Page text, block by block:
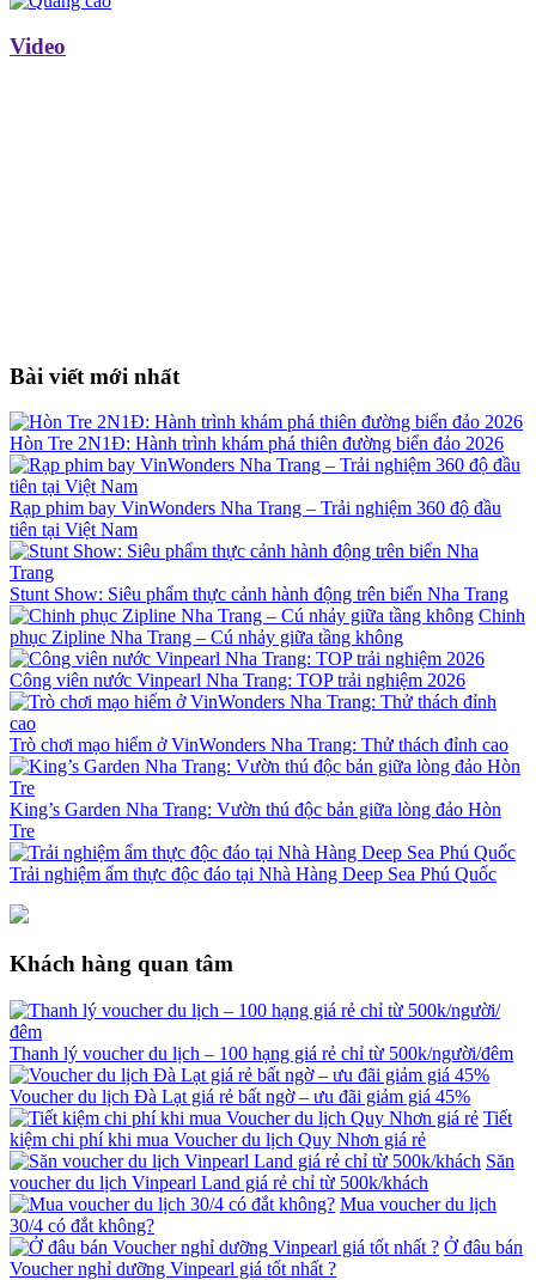
Video
Bài viết mới nhất
Hòn Tre 2N1Đ: Hành trình khám phá thiên đường biển đảo 2026
Rạp phim bay VinWonders Nha Trang – Trải nghiệm 360 độ đầu
tiên tại Việt Nam
Stunt Show: Siêu phẩm thực cảnh hành động trên biển Nha Trang
Chinh
phục Zipline Nha Trang – Cú nhảy giữa tầng không
Công viên nước Vinpearl Nha Trang: TOP trải nghiệm 2026
Trò chơi mạo hiểm ở VinWonders Nha Trang: Thử thách đỉnh cao
King’s Garden Nha Trang: Vườn thú độc bản giữa lòng đảo Hòn
Tre
Trải nghiệm ẩm thực độc đáo tại Nhà Hàng Deep Sea Phú Quốc
Khách hàng quan tâm
Thanh lý voucher du lịch – 100 hạng giá rẻ chỉ từ 500k/người/đêm
Voucher du lịch Đà Lạt giá rẻ bất ngờ – ưu đãi giảm giá 45%
Tiết
kiệm chi phí khi mua Voucher du lịch Quy Nhơn giá rẻ
Săn
voucher du lịch Vinpearl Land giá rẻ chỉ từ 500k/khách
Mua voucher du lịch
30/4 có đắt không?
Ở đâu bán
Voucher nghỉ dưỡng Vinpearl giá tốt nhất ?